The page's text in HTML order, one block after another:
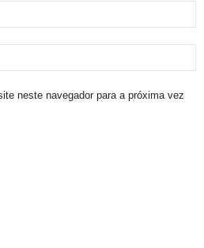
neste navegador para a próxima vez